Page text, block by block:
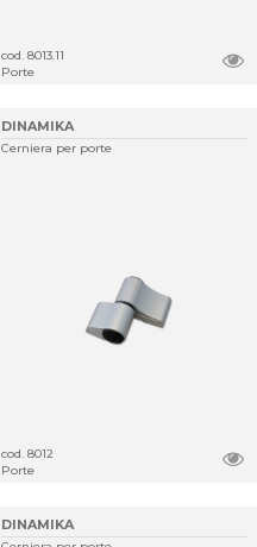
cod. 8013.11
Porte
DINAMIKA
Cerniera per porte
cod. 8012
Porte
DINAMIKA